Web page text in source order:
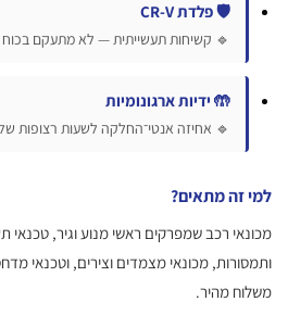
🛡️ פלדת CR-V
🔹 קשיחות תעשייתית — לא מתעקם בכוח לחיצה
🤲 ידיות ארגונומיות
🔹 אחיזה אנטי־החלקה לשעות רצופות של
זה מתאים?
רכב שמפרקים ראשי מנוע וגיר, טכנאי
מכונאי מצמדים וצירים, וטכנאי מדחסים
מהיר.